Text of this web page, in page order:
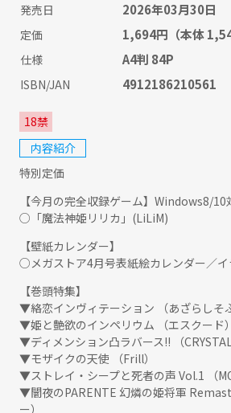
発売日 2026年03月30日
定価 1,694円 （本体
仕様 A4判 84P
ISBN/JAN 4912186210561
18禁
内容紹介
特別定価
【今月の完全収録ゲーム】Windows8/10
○「魔法神姫リリカ」(LiLiM)
【壁紙カレンダー】
○メガストア4月号表紙絵カレンダー／
【巻頭特集】
▼絡恋インヴィテーション （あざらしそ
▼姫と艶欲のインペリウム （エスクード）
▼ディメンション凸ラバース!! （
▼モザイクの天使 （Frill）
▼ストレイ・シープと死者の声 Vol.1 （
▼闇夜のPARENTE 幻燐の姫将軍
ー）